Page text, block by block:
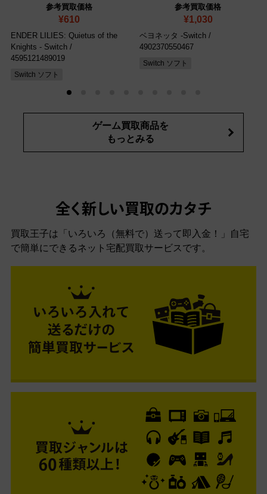
参考買取価格
¥610
ENDER LILIES: Quietus of the
Knights - Switch /
4595121489019
Switch ソフト
参考買取価格
¥1,030
ベヨネッタ -Switch /
4902370550467
Switch ソフト
ゲーム買取商品を
もっとみる
全く新しい買取のカタチ
買取王子は「いろいろ（無料で）送って即入金！」自宅
で簡単にできるネット宅配買取サービスです。